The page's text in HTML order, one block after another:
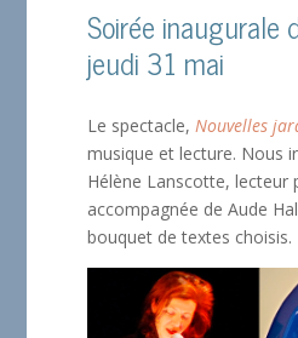
Soirée inaugurale
jeudi 31 mai
Le spectacle,Nouvelles
musique et lecture. Nous
Hélène Lanscotte, lecteur
accompagnée de Aude
bouquet de textes choisis.